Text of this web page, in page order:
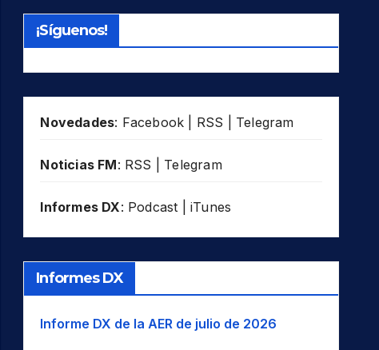
¡Síguenos!
Novedades: Facebook RSS Telegram
Noticias FM: RSS Telegram
Informes DX: Podcast iTunes
Informes DX
Informe DX de la AER de julio de 2026